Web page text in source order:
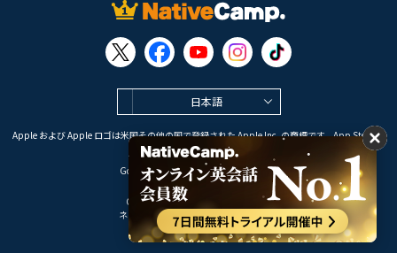
日本語
Apple および Apple ロゴは米国その他の国で登録された Apple Inc. の商標です。App Store は
Apple Inc. のサービスマークです。
Google Play は Google LLC の商標です。
Copyright © 2026 オンライン英会話
ネイティブキャンプ All Rights Reserved.